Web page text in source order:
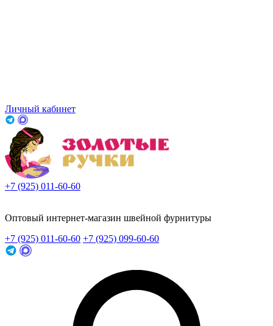
Личный кабинет
+7 (925) 011-60-60
Оптовый интернет-магазин швейной фурнитуры
+7 (925) 011-60-60 +7 (925) 099-60-60